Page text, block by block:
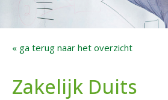
« ga terug naar het overzicht
Zakelijk Duits